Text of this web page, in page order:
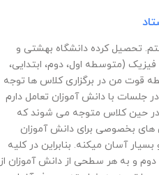
تحصیل کرده دانشگاه بهشتی و
(متوسطه اول، دوم، ابتدایی،
قوت من در برگزاری کلاس ها توجه
با دانش آموزان تعامل دارم
در حین کلاس متوجه می شوند که
های بخصوصی برای دانش آموزان
آسان میکنه. بنابراین در کلیه
و به هر سطحی از دانش آموزان از